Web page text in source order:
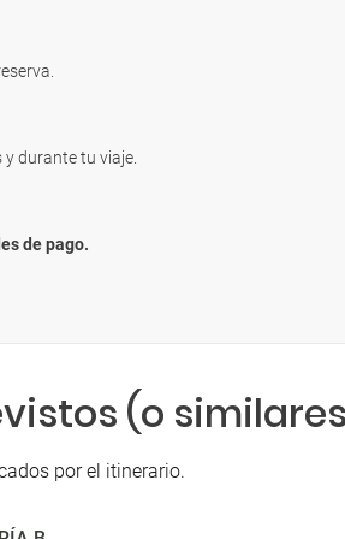
y durante tu viaje.
de pago.
(o
por el itinerario.